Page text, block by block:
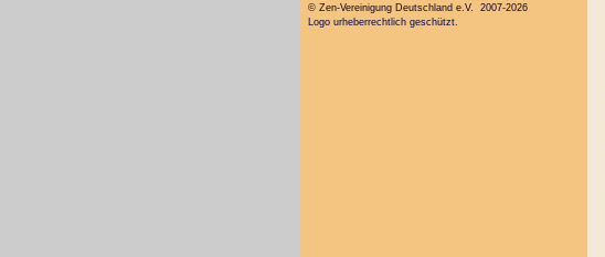
© Zen-Vereinigung Deutschland e.V. 2007-2026
Logo urheberrechtlich geschützt.